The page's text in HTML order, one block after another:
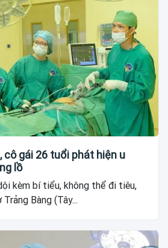
cô gái 26 tuổi phát hiện u
lồ
kèm bí tiểu, không thể đi tiêu,
Bàng (Tây...